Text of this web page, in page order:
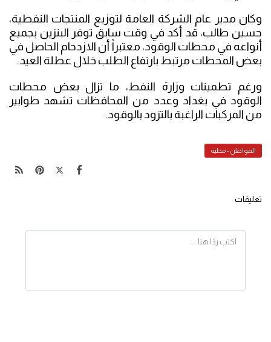
وكان مدير عام الشركة العامة لتوزيع المنتجات النفطية،
حسين طالب، قد أكد في وقت سابق توفر البنزين بجميع
أنواعه في محطات الوقود، معتبراً أن الازدحام الحاصل في
بعض المحطات مرتبط بارتفاع الطلب خلال عطلة العيد.
ورغم تطمينات وزارة النفط، ما تزال بعض محطات
الوقود في بغداد وعدد من المحافظات تشهد طوابير
من المركبات الراغبة بالتزود بالوقود.
المواطن - محلية
تعليقات